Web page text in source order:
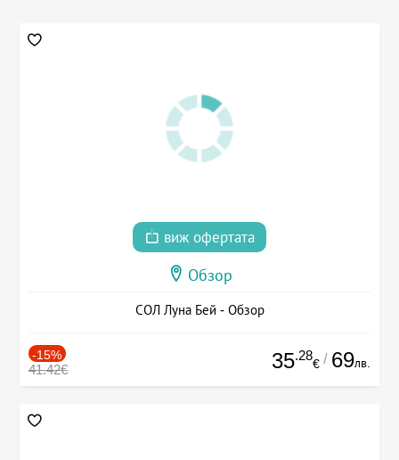
виж офертата
Обзор
СОЛ Луна Бей - Обзор
-15%
41.42€ 35.28
€ / 69лв.